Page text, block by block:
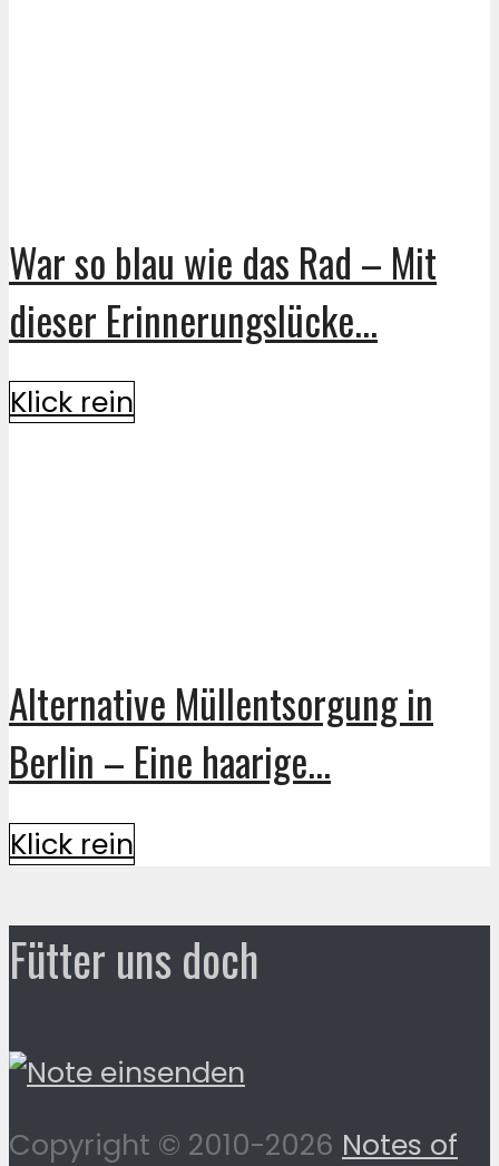
War so blau wie das Rad – Mit
dieser Erinnerungslücke...
Klick rein
Alternative Müllentsorgung in
Berlin – Eine haarige...
Klick rein
Fütter uns doch
Copyright © 2010-2026 Notes of